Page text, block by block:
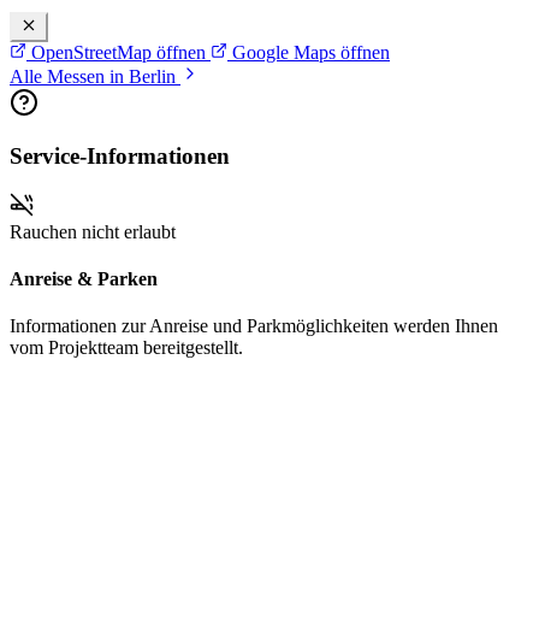
OpenStreetMap öffnen
Google Maps öffnen
Alle Messen in Berlin
Service-Informationen
Rauchen nicht erlaubt
Anreise & Parken
Informationen zur Anreise und Parkmöglichkeiten werden Ihnen
vom Projektteam bereitgestellt.